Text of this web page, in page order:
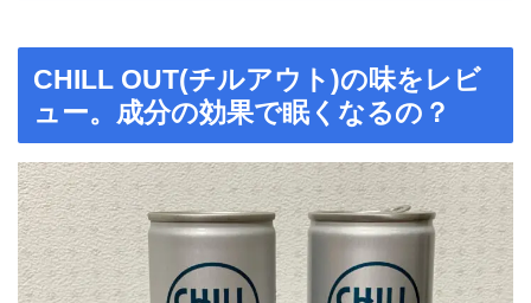
CHILL OUT(チルアウト)の味をレビ
ュー。成分の効果で眠くなるの？